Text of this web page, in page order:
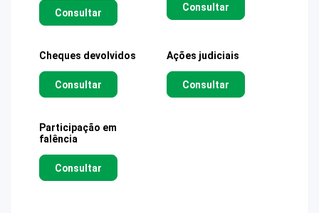
Consultar Consultar
Cheques devolvidos
Consultar
Ações judiciais
Consultar
Participação em
falência
Consultar